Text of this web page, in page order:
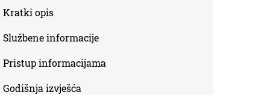
Kratki opis
Službene informacije
Pristup informacijama
Godišnja izvješća